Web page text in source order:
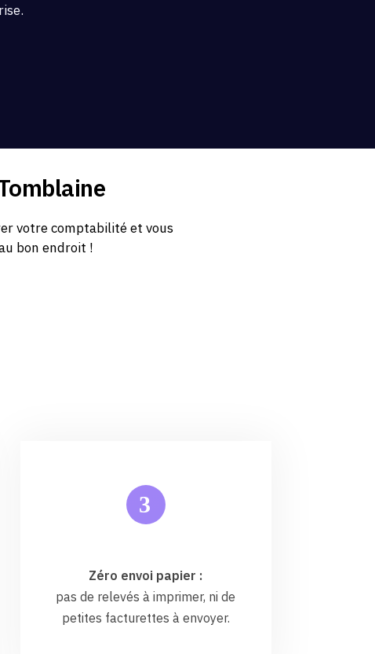
votre comptabilité et vous
bon endroit !
3
Zéro envoi papier :
pas de relevés à imprimer, ni de
petites facturettes à envoyer.